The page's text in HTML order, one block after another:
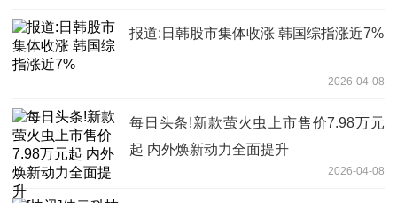
报道:日韩股市集体收涨 韩国综指涨近7%
2026-04-08
每日头条!新款萤火虫上市售价7.98万元
起 内外焕新动力全面提升
2026-04-08